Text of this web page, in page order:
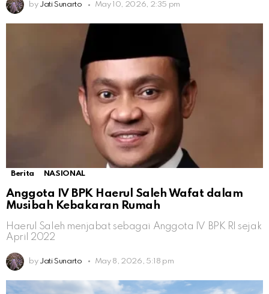
by Jati Sunarto May 10, 2026, 2:35 pm
Berita NASIONAL
Anggota IV BPK Haerul Saleh Wafat dalam
Musibah Kebakaran Rumah
Haerul Saleh menjabat sebagai Anggota IV BPK RI sejak
April 2022
by Jati Sunarto May 8, 2026, 5:18 pm